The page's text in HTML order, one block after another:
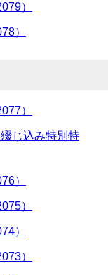
）
）
）
じ込み特別特
）
）
）
）